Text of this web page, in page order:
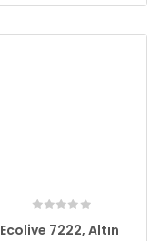
Ecolive 7222, Altın